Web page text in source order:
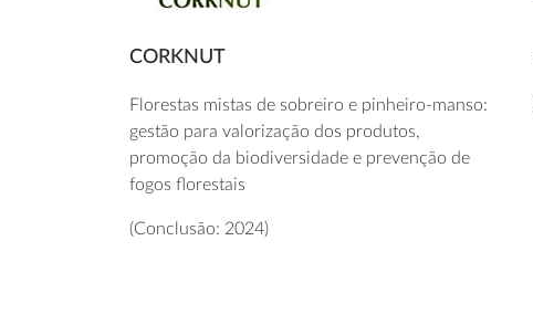
CORKNUT
Florestas mistas de sobreiro e pinheiro-manso:
gestão para valorização dos produtos,
promoção da biodiversidade e prevenção de
fogos florestais
(Conclusão: 2024)